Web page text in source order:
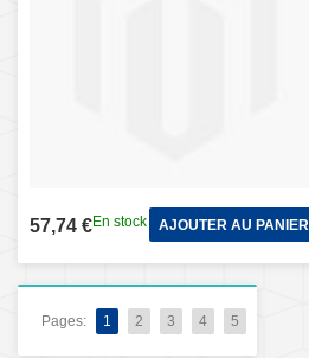
57,74 €En stock AJOUTER AU PANIER
Pages: 1 2 3 4 5